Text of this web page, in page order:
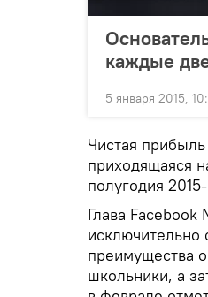
каждые
5 января 2015,
Чистая
приходящаяся
полугодия
Глава
исключительно
преимущества
школьники, а